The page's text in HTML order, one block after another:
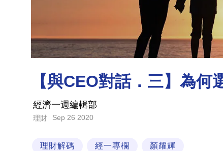
【與CEO對話．三】為
經濟一週編輯部
理財 Sep 26 2020
理財解碼 經一專欄 顏耀輝